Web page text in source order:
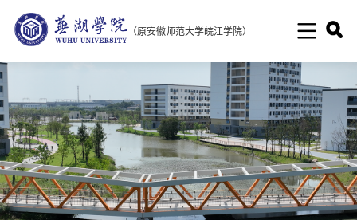
（原安徽师范大学皖江学院）